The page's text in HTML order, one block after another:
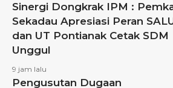
Sinergi Dongkrak IPM :
Sekadau Apresiasi Peran
dan UT Pontianak Cetak SDM
Unggul
9 jam lalu
Pengusutan Dugaan